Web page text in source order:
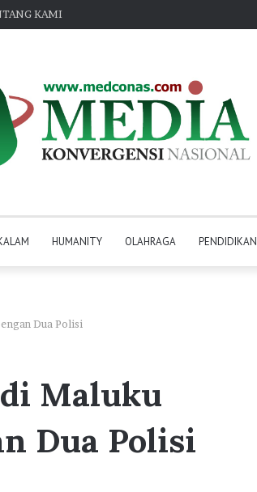
KAMI
HUMANITY OLAHRAGA PENDIDIKAN
Dua Polisi
Maluku
Dua Polisi